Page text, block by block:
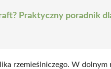
Praktyczny poradnik
rzemieślniczego. W